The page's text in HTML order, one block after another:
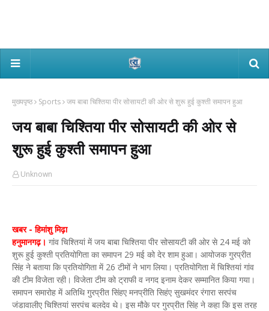
मुख्यपृष्ठ Sports जय बाबा चिश्तिया पीर सोसायटी की ओर से शुरू हुई कुश्ती समापन हुआ
जय बाबा चिश्तिया पीर सोसायटी की ओर से
शुरू हुई कुश्ती समापन हुआ
Unknown
खबर - हिमांशु मिढ़ा
हनुमानगढ़। गांव चिश्तियां में जय बाबा चिश्तिया पीर सोसायटी की ओर से 24 मई को
शुरू हुई कुश्ती प्रतियोगिता का समापन 29 मई को देर शाम हुआ। आयोजक गुरप्रीत
सिंह ने बताया कि प्रतियोगिता में 26 टीमों ने भाग लिया। प्रतियोगिता में चिश्तियां गांव
की टीम विजेता रही। विजेता टीम को ट्राफी व नगद इनाम देकर सम्मानित किया गया।
समापन समारोह में अतिथि गुरप्रीत सिंहए मनप्रीति सिहंए सुखमंदर रंगारा सरपंच
जंडावालीए चिश्तियां सरपंच बलदेव थे। इस मौके पर गुरप्रीत सिंह ने कहा कि इस तरह